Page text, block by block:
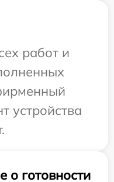
работ и
устройства
готовности